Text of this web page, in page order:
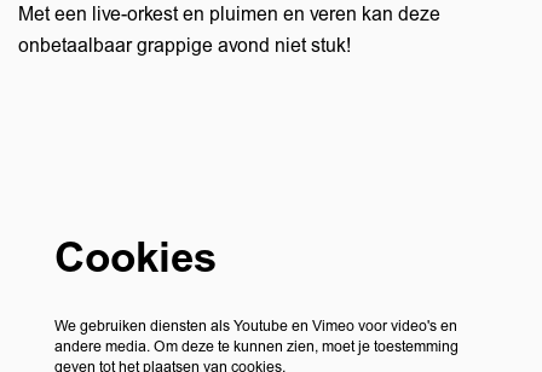
Met een live-orkest en pluimen en veren kan deze
onbetaalbaar grappige avond niet stuk!
Cookies
We gebruiken diensten als Youtube en Vimeo voor video's en
andere media. Om deze te kunnen zien, moet je toestemming
geven tot het plaatsen van cookies.